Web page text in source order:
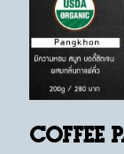
Coffee